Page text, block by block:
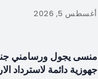
أغسطس 5, 2026
منسى يجول ورسامني
جهوزية دائمة لاسترداد